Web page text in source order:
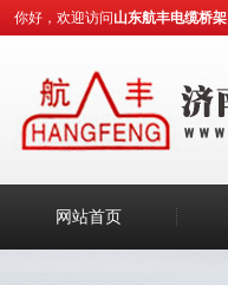
你好，欢迎访问山东航丰电缆桥架
网站首页